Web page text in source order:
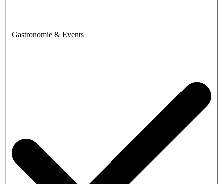
Gastronomie & Events